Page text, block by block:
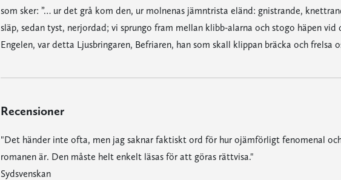
som sker: ”… ur det grå kom den, ur molnenas jämntrista eländ: gnistrande,
släp, sedan tyst, nerjordad; vi sprungo fram mellan klibb-alarna och stogo häpen
Engelen, var detta Ljusbringaren, Befriaren, han som skall klippan bräcka och frelsa
Recensioner
"Det händer inte ofta, men jag saknar faktiskt ord för hur ojämförligt fenomenal
romanen är. Den måste helt enkelt läsas för att göras rättvisa."
Sydsvenskan